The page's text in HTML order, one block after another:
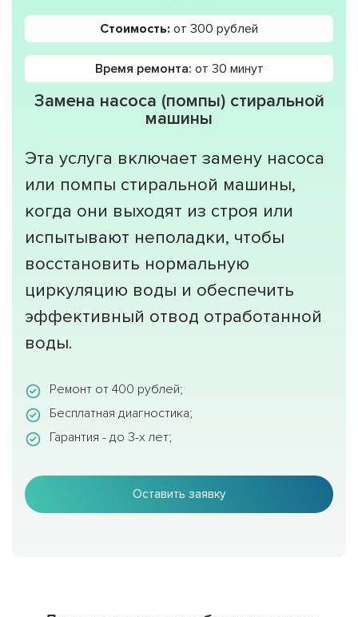
Замена насоса (помпы) стиральной
машины
Эта услуга включает замену насоса
или помпы стиральной машины,
когда они выходят из строя или
испытывают неполадки, чтобы
восстановить нормальную
циркуляцию воды и обеспечить
эффективный отвод отработанной
воды.
Ремонт от 400 рублей;
Бесплатная диагностика;
Гарантия - до 3-х лет;
Оставить заявку
Стоимость: от 300 рублей
Время ремонта: от 30 минут